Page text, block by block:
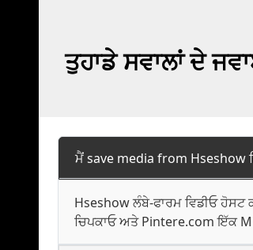
ਤੁਹਾਡੇ ਸਵਾਲਾਂ ਦੇ
ਮੈਂ save media from Hseshow
Hseshow ਲੰਬੇ-ਫਾਰਮ ਵਿਡੀਓ
ਚਿਪਕਾਓ ਅਤੇ Pintere.com ਇੱਕ